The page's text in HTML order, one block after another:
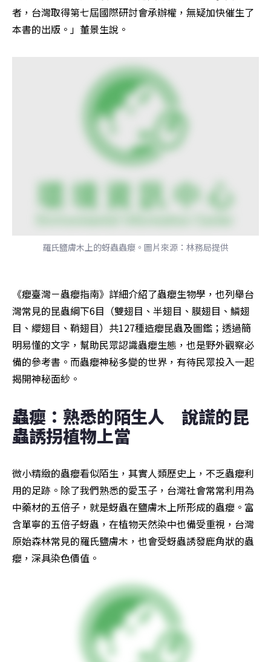
者，台灣取得第七屆國際研討會承辦權，無疑加快催生了
本書的出版。」董景生說。
羅氏鹽膚木上的蚜蟲蟲癭。圖片來源：林務局提供
《癭臺灣－蟲癭指南》詳細介紹了蟲癭生物學，也列舉台
灣常見的昆蟲綱下6目（雙翅目、半翅目、膜翅目、鱗翅
目、纓翅目、鞘翅目）共127種造癭昆蟲及圖鑑；透過簡
明易懂的文字，幫助民眾認識蟲癭生態，也是野外觀察必
備的參考書。而蟲癭神秘多變的世界，有待民眾投入一起
揭開神秘面紗。
蟲癭：熟悉的陌生人　說謊的昆
蟲誘拐植物上當
微小精緻的蟲癭看似陌生，其實人類歷史上，不乏蟲癭利
用的足跡。除了我們熟悉的愛玉子，台灣社會常常利用為
中藥材的五倍子，就是蚜蟲在鹽膚木上所形成的蟲癭。富
含單寧的五倍子蚜蟲，在植物天然染中也備受重視，台灣
原始森林常見的羅氏鹽膚木，也會受蚜蟲誘發鹿角狀的蟲
癭，深具染色價值。